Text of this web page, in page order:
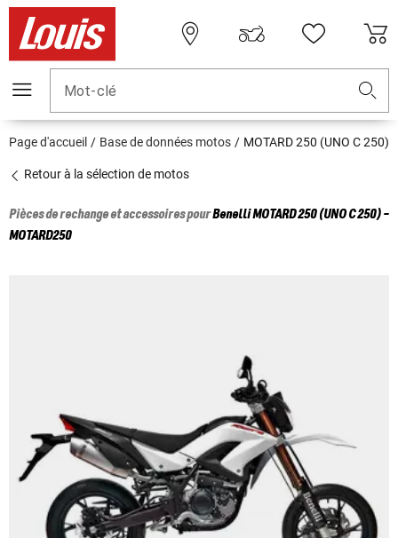
Mot-clé
Page d'accueil Base de données motos MOTARD 250 (UNO C 250)
Retour à la sélection de motos
Pièces de rechange et accessoires pourBenelliMOTARD 250 (UNO C 250) -
MOTARD250